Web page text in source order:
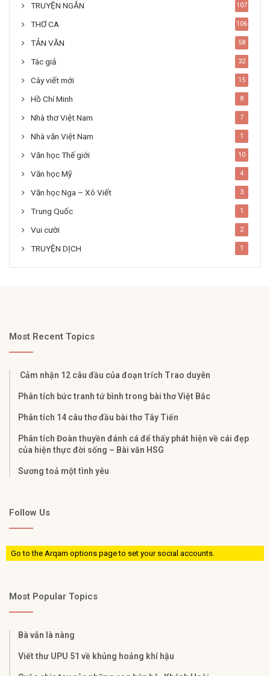
TRUYỆN NGẮN 107
THƠ CA 106
TẢN VĂN 58
Tác giả 32
Cây viết mới 15
Hồ Chí Minh 8
Nhà thơ Việt Nam 7
Nhà văn Việt Nam 1
Văn học Thế giới 10
Văn học Mỹ 4
Văn học Nga – Xô Viết 3
Trung Quốc 1
Vui cười 2
TRUYỆN DỊCH 1
Most Recent Topics
Cảm nhận 12 câu đầu của đoạn trích Trao duyên
Phân tích bức tranh tứ bình trong bài thơ Việt Bắc
Phân tích 14 câu thơ đầu bài thơ Tây Tiến
Phân tích Đoàn thuyền đánh cá để thấy phát hiện về cái đẹp
của hiện thực đời sống – Bài văn HSG
Sương toả một tình yêu
Follow Us
Go to the Arqam options page to set your social accounts.
Most Popular Topics
Bà vẫn là nàng
Viết thư UPU 51 về khủng hoảng khí hậu